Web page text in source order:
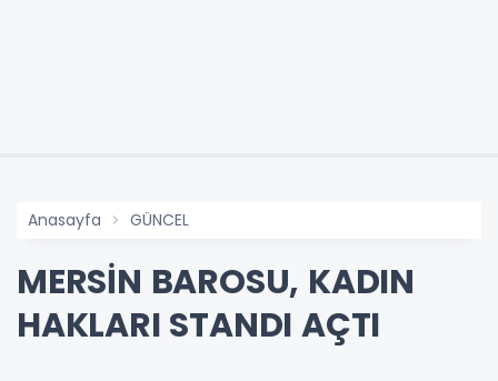
Anasayfa GÜNCEL
MERSİN BAROSU, KADIN
HAKLARI STANDI AÇTI